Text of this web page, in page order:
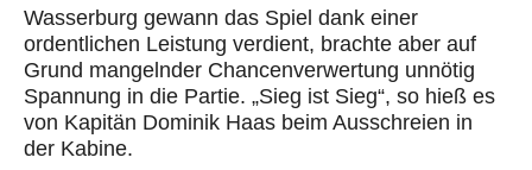
Wasserburg gewann das Spiel dank einer
ordentlichen Leistung verdient, brachte aber auf
Grund mangelnder Chancenverwertung unnötig
Spannung in die Partie. „Sieg ist Sieg“, so hieß es
von Kapitän Dominik Haas beim Ausschreien in
der Kabine.